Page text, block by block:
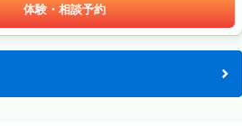
体験・相談予約